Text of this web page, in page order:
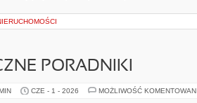
PORADNIKI
CZE - 1 - 2026 MOŻLIWOŚĆ